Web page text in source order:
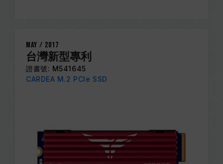
May / 2017
台灣新型專利
證書號: M541645
CARDEA M.2 PCIe SSD